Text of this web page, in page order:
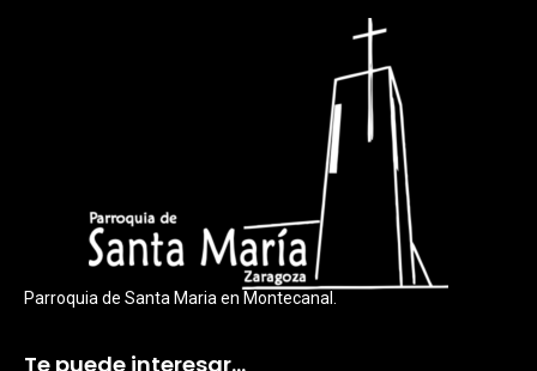
Parroquia de Santa Maria en Montecanal.
Te puede interesar…